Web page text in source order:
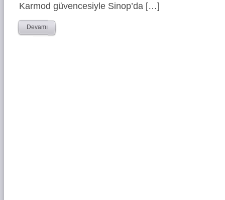
Karmod güvencesiyle Sinop’da […]
Devamı